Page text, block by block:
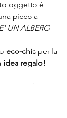
oggetto è
piccola
UN ALBERO
eco-chic per la
idea regalo!
pezzo unico